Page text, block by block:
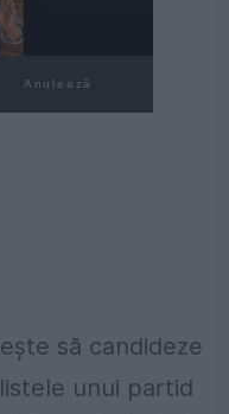
Anulează
să candideze
unui partid